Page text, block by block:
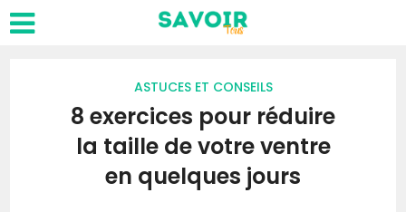
ASTUCES ET CONSEILS
8 exercices pour réduire
la taille de votre ventre
en quelques jours